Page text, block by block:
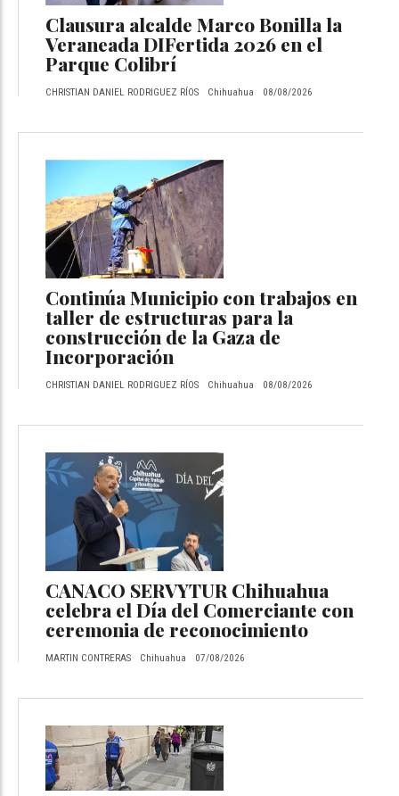
Clausura alcalde Marco Bonilla la
Veraneada DIFertida 2026 en el
Parque Colibrí
CHRISTIAN DANIEL RODRIGUEZ RÍOS Chihuahua 08/08/2026
Continúa Municipio con trabajos en
taller de estructuras para la
construcción de la Gaza de
Incorporación
CHRISTIAN DANIEL RODRIGUEZ RÍOS Chihuahua 08/08/2026
CANACO SERVYTUR Chihuahua
celebra el Día del Comerciante con
ceremonia de reconocimiento
MARTIN CONTRERAS Chihuahua 07/08/2026